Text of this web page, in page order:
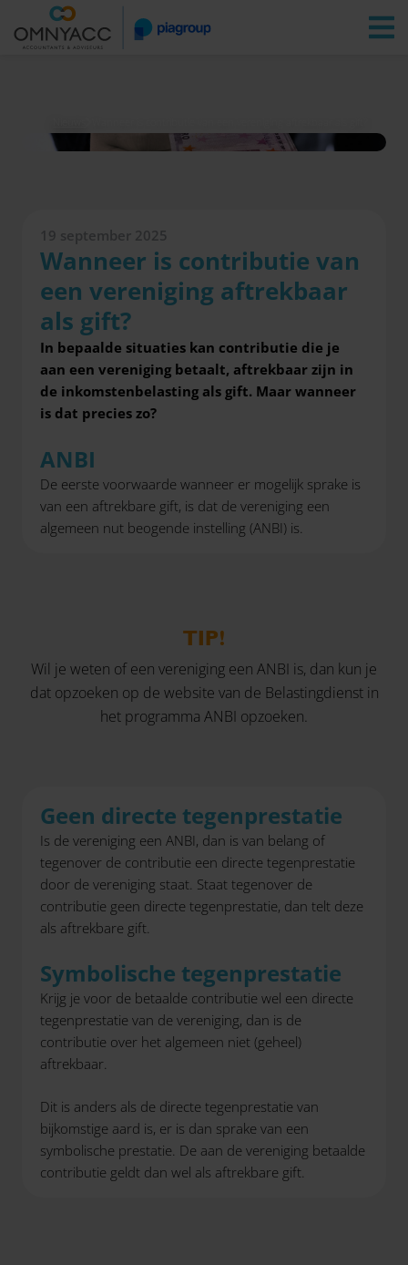
Vestigingen Zoeken
19 september 2025
Wanneer is contributie van
een vereniging aftrekbaar
als gift?
In bepaalde situaties kan contributie die je
aan een vereniging betaalt, aftrekbaar zijn in
de inkomstenbelasting als gift. Maar wanneer
is dat precies zo?
ANBI
De eerste voorwaarde wanneer er mogelijk sprake is
van een aftrekbare gift, is dat de vereniging een
algemeen nut beogende instelling (ANBI) is.
TIP!
Wil je weten of een vereniging een ANBI is, dan kun je
dat opzoeken op de website van de Belastingdienst in
het programma ANBI opzoeken.
Geen directe tegenprestatie
Is de vereniging een ANBI, dan is van belang of
tegenover de contributie een directe tegenprestatie
door de vereniging staat. Staat tegenover de
contributie geen directe tegenprestatie, dan telt deze
als aftrekbare gift.
Symbolische tegenprestatie
Krijg je voor de betaalde contributie wel een directe
tegenprestatie van de vereniging, dan is de
contributie over het algemeen niet (geheel)
aftrekbaar.
Dit is anders als de directe tegenprestatie van
bijkomstige aard is, er is dan sprake van een
symbolische prestatie. De aan de vereniging betaalde
contributie geldt dan wel als aftrekbare gift.